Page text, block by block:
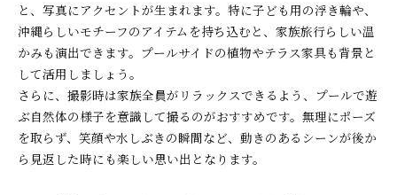
と、写真にアクセントが生まれます。特に子ども用の浮き輪や、
沖縄らしいモチーフのアイテムを持ち込むと、家族旅行らしい温
かみも演出できます。プールサイドの植物やテラス家具も背景と
して活用しましょう。
さらに、撮影時は家族全員がリラックスできるよう、プールで遊
ぶ自然体の様子を意識して撮るのがおすすめです。無理にポーズ
を取らず、笑顔や水しぶきの瞬間など、動きのあるシーンが後か
ら見返した時にも楽しい思い出となります。